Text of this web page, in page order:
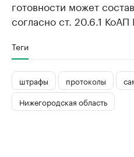
готовности может
согласно ст. 20.6.1 КоАП
Теги
штрафы протоколы
Нижегородская область